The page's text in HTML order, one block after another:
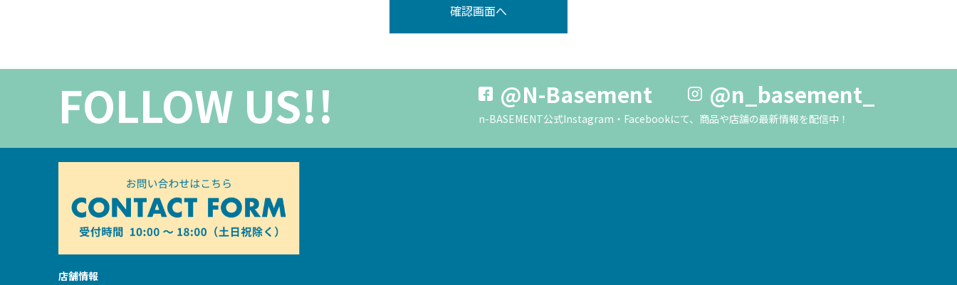
FOLLOW US!! @N-Basement @n_basement_
n-BASEMENT公式Instagram・Facebookにて、商品や店舗の最新情報を配信中！
店舗情報